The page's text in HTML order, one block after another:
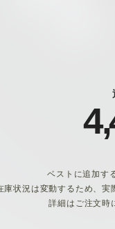
4,
ベストに追加す
在庫状況は変動するため、
詳細はご注文時